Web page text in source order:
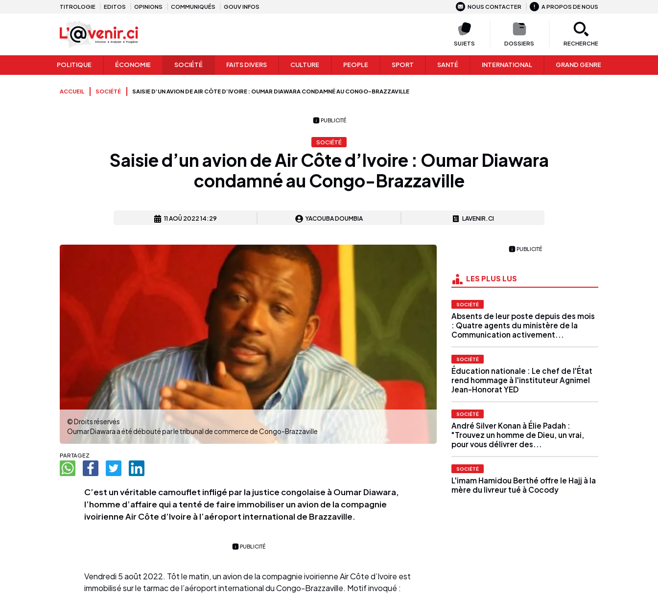
TITROLOGIE EDITOS OPINIONS COMMUNIQUÉS GOUV INFOS NOUS CONTACTER A PROPOS DE NOUS
SUJETS DOSSIERS RECHERCHE
POLITIQUE ÉCONOMIE SOCIÉTÉ FAITS DIVERS CULTURE PEOPLE SPORT SANTÉ INTERNATIONAL GRAND GENRE
ACCUEIL SOCIÉTÉ SAISIE D’UN AVION DE AIR CÔTE D’IVOIRE : OUMAR DIAWARA CONDAMNÉ AU CONGO-BRAZZAVILLE
PUBLICITÉ
SOCIÉTÉ
Saisie d’un avion de Air Côte d’Ivoire : Oumar Diawara
condamné au Congo-Brazzaville
11 AOÛ 2022 14:29 YACOUBA DOUMBIA LAVENIR.CI
© Droits réservés
Oumar Diawara a été débouté par le tribunal de commerce de Congo-Brazzaville
PARTAGEZ
C’est un véritable camouflet infligé par la justice congolaise à Oumar Diawara,
l’homme d’affaire qui a tenté de faire immobiliser un avion de la compagnie
ivoirienne Air Côte d’Ivoire à l’aéroport international de Brazzaville.
PUBLICITÉ
Vendredi 5 août 2022. Tôt le matin, un avion de la compagnie ivoirienne Air Côte d’Ivoire est
immobilisé sur le tarmac de l’aéroport international du Congo-Brazzaville. Motif invoqué :
PUBLICITÉ
LES PLUS LUS
SOCIÉTÉ
Absents de leur poste depuis des mois
: Quatre agents du ministère de la
Communication activement...
SOCIÉTÉ
Éducation nationale : Le chef de l'État
rend hommage à l'instituteur Agnimel
Jean-Honorat YED
SOCIÉTÉ
André Silver Konan à Élie Padah :
"Trouvez un homme de Dieu, un vrai,
pour vous délivrer des...
SOCIÉTÉ
L'imam Hamidou Berthé offre le Hajj à la
mère du livreur tué à Cocody